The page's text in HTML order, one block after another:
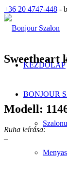
+36 20 4747-448 -
KEZDŐLAP
BONJOUR
Sweetheart
Modell:
Ruha leírása:
–